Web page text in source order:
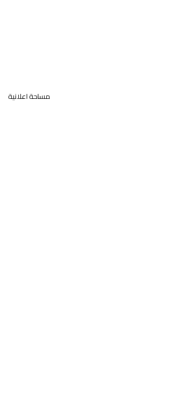
مساحة اعلانية